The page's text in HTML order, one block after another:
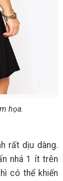
họa.
rất dịu dàng.
nhá 1 ít trên
có thể khiến